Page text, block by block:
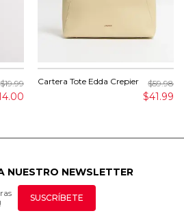
$19.99 Cartera Tote Edda Crepier $59.98
$41.99
NUESTRO NEWSLETTER
SUSCRÍBETE